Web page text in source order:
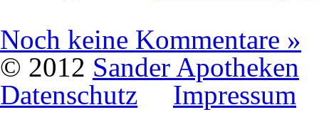
Noch keine Kommentare »
© 2012 Sander Apotheken
Datenschutz
Impressum